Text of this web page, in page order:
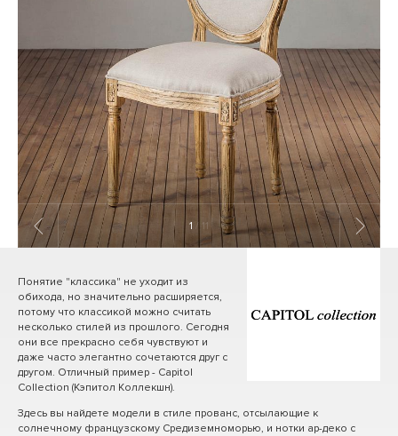
1 / 11
Понятие "классика" не уходит из
обихода, но значительно расширяется,
потому что классикой можно считать
несколько стилей из прошлого. Сегодня
они все прекрасно себя чувствуют и
даже часто элегантно сочетаются друг с
другом. Отличный пример - Capitol
Collection (Кэпитол Коллекшн).
Здесь вы найдете модели в стиле прованс, отсылающие к
солнечному французскому Средиземноморью, и нотки ар-деко с